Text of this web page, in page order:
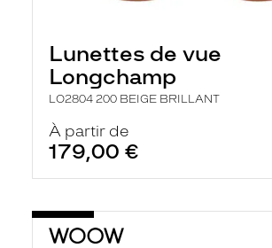
Lunettes de vue
Longchamp
LO2804 200 BEIGE BRILLANT
À partir de
179,00 €